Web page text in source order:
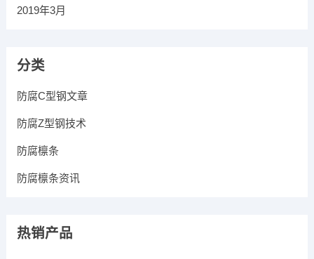
2019年3月
分类
防腐C型钢文章
防腐Z型钢技术
防腐檩条
防腐檩条资讯
热销产品